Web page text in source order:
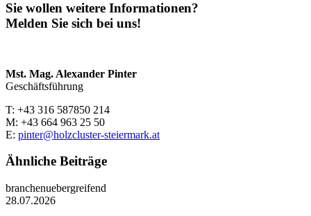
Sie wollen weitere Informationen?
Melden Sie sich bei uns!
Mst. Mag. Alexander Pinter
Geschäftsführung
T: +43 316 587850 214
M: +43 664 963 25 50
E: pinter@holzcluster-steiermark.at
Ähnliche Beiträge
branchenuebergreifend
28.07.2026